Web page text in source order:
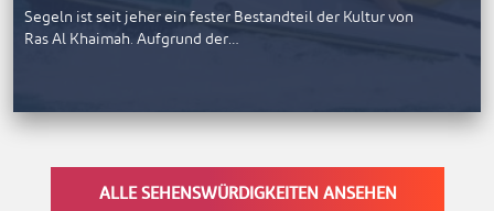
Segeln ist seit jeher ein fester Bestandteil der Kultur von
Ras Al Khaimah. Aufgrund der…
ALLE SEHENSWÜRDIGKEITEN ANSEHEN